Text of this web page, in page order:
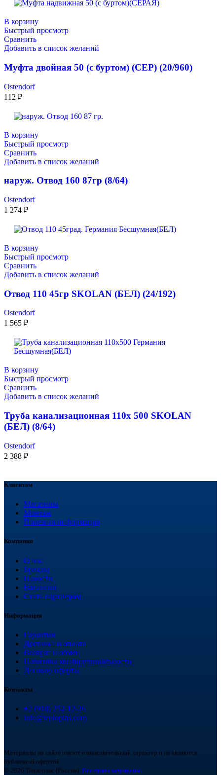
В корзину
Быстрый просмотр
Сравнить
Добавить в список желаний
Муфта двойная 50 (с буртом) (СЕР) (20/960)
Ostendorf
112 ₽
В корзину
Быстрый просмотр
Сравнить
Добавить в список желаний
наруж. Отвод 160 87гр (8/64)
Ostendorf
1 274 ₽
В корзину
Быстрый просмотр
Сравнить
Добавить в список желаний
Отвод 110 45гр SKOLAN (БЕЛ) (24/192)
Ostendorf
1 565 ₽
В корзину
Быстрый просмотр
Сравнить
Добавить в список желаний
Труба канализационная 110х 500 SKOLAN
(БЕЛ) (8/64)
Ostendorf
2 388 ₽
Клиентам
Магазины
Монтаж
Полезная информация
Компания
О нас
Бренды
Новости
Вакансии
Стать партнером
Информация
Гарантия
Доставка и оплата
Возврат и обмен
Политика конфиденциальности
Договор оферты
Контакты
+7 (918) 252-12-26
info@teploplas.com
Материалы на сайте имеют ознакомительный характер и не являются
публичной офертой.
© 2026 Теплоплас (Россия). Все права защищены.